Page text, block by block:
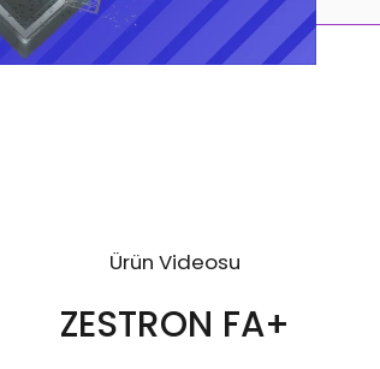
Ürün Videosu
ZESTRON FA+